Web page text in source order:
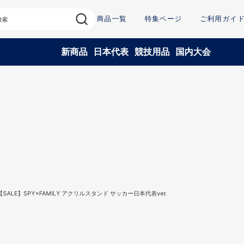
商品一覧 特集ページ ご利用ガイド
新商品 日本代表 競技用品 国内大会
【SALE】SPY×FAMILY アクリルスタンド サッカー日本代表ver.